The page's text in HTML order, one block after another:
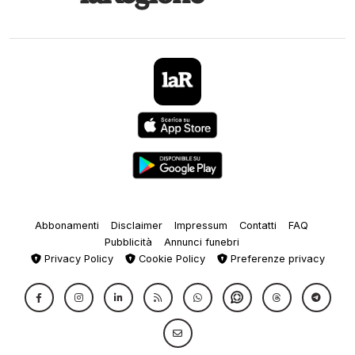
Abbonamenti Disclaimer Impressum Contatti
FAQ
Pubblicità
Annunci funebri
Privacy Policy
Cookie Policy Preferenze privacy